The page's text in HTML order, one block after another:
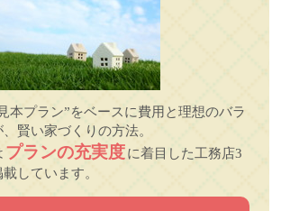
本プラン”をベースに費用と理想のバラ
賢い家づくりの方法。
プランの充実度に着目した工務店3
しています。